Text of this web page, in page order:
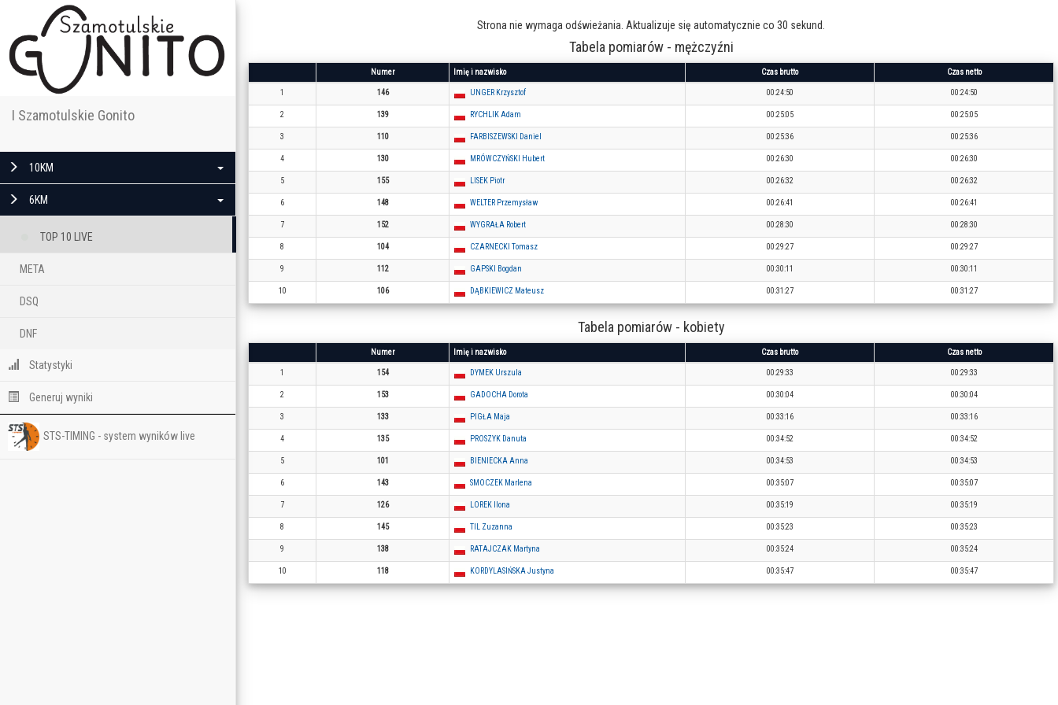
I Szamotulskie Gonito
10KM
6KM
TOP 10 LIVE
META
DSQ
DNF
Statystyki
Generuj wyniki
STS-TIMING - system wyników live
Strona nie wymaga odświeżania. Aktualizuje się automatycznie co 30 sekund.
Tabela pomiarów - mężczyźni
Numer Imię i nazwisko Czas brutto Czas netto
1 146 UNGER Krzysztof 00:24:50 00:24:50
2 139 RYCHLIK Adam 00:25:05 00:25:05
3 110 FARBISZEWSKI Daniel 00:25:36 00:25:36
4 130 MRÓWCZYŃSKI Hubert 00:26:30 00:26:30
5 155 LISEK Piotr 00:26:32 00:26:32
6 148 WELTER Przemysław 00:26:41 00:26:41
7 152 WYGRAŁA Robert 00:28:30 00:28:30
8 104 CZARNECKI Tomasz 00:29:27 00:29:27
9 112 GAPSKI Bogdan 00:30:11 00:30:11
10 106 DĄBKIEWICZ Mateusz 00:31:27 00:31:27
Tabela pomiarów - kobiety
Numer Imię i nazwisko Czas brutto Czas netto
1 154 DYMEK Urszula 00:29:33 00:29:33
2 153 GADOCHA Dorota 00:30:04 00:30:04
3 133 PIGŁA Maja 00:33:16 00:33:16
4 135 PROSZYK Danuta 00:34:52 00:34:52
5 101 BIENIECKA Anna 00:34:53 00:34:53
6 143 SMOCZEK Marlena 00:35:07 00:35:07
7 126 LOREK Ilona 00:35:19 00:35:19
8 145 TIL Zuzanna 00:35:23 00:35:23
9 138 RATAJCZAK Martyna 00:35:24 00:35:24
10 118 KORDYLASIŃSKA Justyna 00:35:47 00:35:47